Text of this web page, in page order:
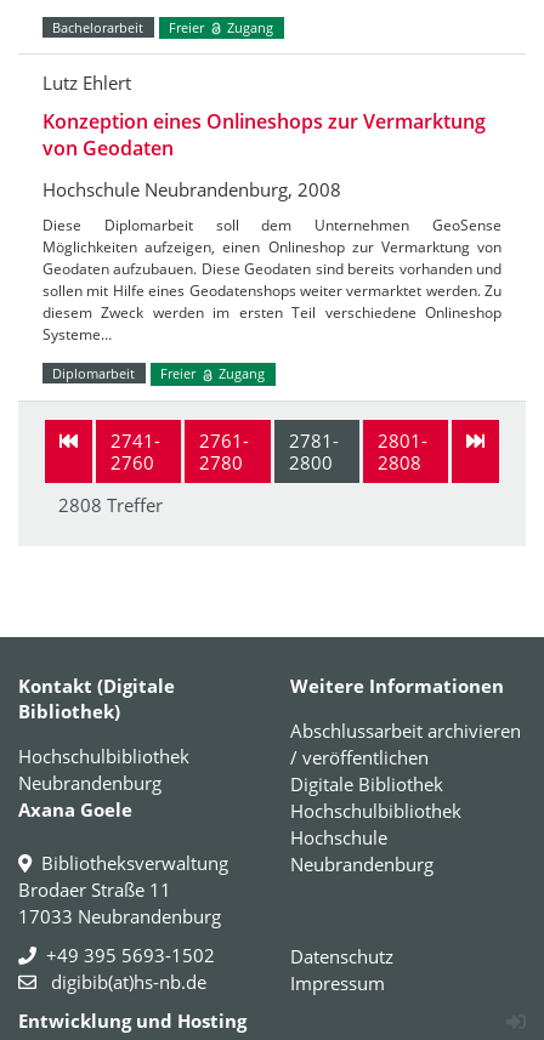
Bachelorarbeit Freier Zugang
Lutz Ehlert
Konzeption eines Onlineshops zur Vermarktung
von Geodaten
Hochschule Neubrandenburg, 2008
Diese Diplomarbeit soll dem Unternehmen GeoSense
Möglichkeiten aufzeigen, einen Onlineshop zur Vermarktung von
Geodaten aufzubauen. Diese Geodaten sind bereits vorhanden und
sollen mit Hilfe eines Geodatenshops weiter vermarktet werden. Zu
diesem Zweck werden im ersten Teil verschiedene Onlineshop
Systeme…
Diplomarbeit Freier Zugang
2741-
2760
2761-
2780
2781-
2800
2801-
2808
2808 Treffer
Kontakt (Digitale
Bibliothek)
Hochschulbibliothek
Neubrandenburg
Axana Goele
Bibliotheksverwaltung
Brodaer Straße 11
17033 Neubrandenburg
+49 395 5693-1502
digibib(at)hs-nb.de
Weitere Informationen
Abschlussarbeit archivieren
/ veröffentlichen
Digitale Bibliothek
Hochschulbibliothek
Hochschule
Neubrandenburg
Datenschutz
Impressum
Entwicklung und Hosting